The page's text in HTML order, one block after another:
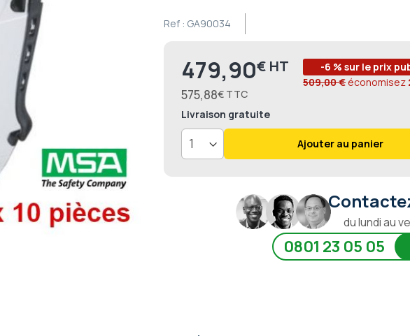
Ref : GA90034
Livraison gratuite
479,90€
575,88€
-6 % sur le prix
509,00 € économisez
Ajouter au panier
du lundi au
0801 23 05 05